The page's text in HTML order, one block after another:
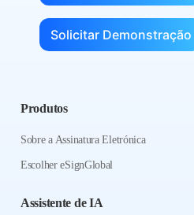
Solicitar Demonstração
Produtos
Sobre a Assinatura Eletrónica
Escolher eSignGlobal
Assistente de IA